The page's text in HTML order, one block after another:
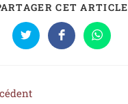
CET ARTICLE